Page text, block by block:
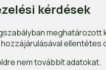
kérdések
nem továbbít adatokat.